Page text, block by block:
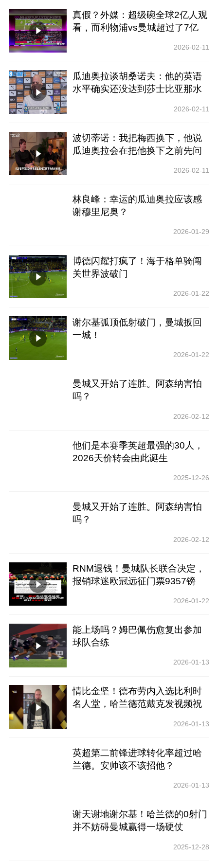
真假？外媒：超级碗全球2亿人观
看，而利物浦vs曼城超过了7亿
2026-02-11
瓜迪奥拉谈胡桑诺夫：他的英语
水平确实还没达到莎士比亚那水
2026-02-11
波切蒂诺：我把梅西换下，他说
瓜迪奥拉会在把他换下之前先问
2026-02-11
林良峰：幸运的瓜迪奥拉应该感
谢穆里尼奥？
2026-01-29
博德闪耀打疯了！海于格单骑闯
关世界波破门
2026-01-22
谢尔基弧顶低射破门，曼城扳回
一城！
2026-01-22
曼城又开始了连胜。阿森纳害怕
吗？
2026-02-12
他们是本赛季英超最强的30人，
2026天价转会由此诞生
2025-12-26
曼城又开始了连胜。阿森纳害怕
吗？
2026-02-12
RNM退钱！曼城队长联合决定，
报销球迷欧冠远征门票9357镑
2026-01-22
能上场吗？姆巴佩伤愈复出参加
球队合练
2026-01-13
情比金坚！德布劳内入选比利时
名人堂，哈兰德范戴克发视频祝
2026-01-13
英超第二前锋进球转化率超过哈
兰德。安帅该不该招他？
2026-01-13
谢天谢地谢尔基！哈兰德的0射门
并不妨碍曼城赢得一场硬仗
2025-12-28